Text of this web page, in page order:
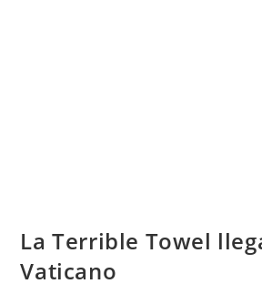
La Terrible Towel
Vaticano